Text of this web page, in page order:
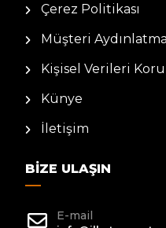
Çerez Politikası
Müşteri
Kişisel Verileri
Künye
İletişim
BIZE ULAŞIN
E-mail